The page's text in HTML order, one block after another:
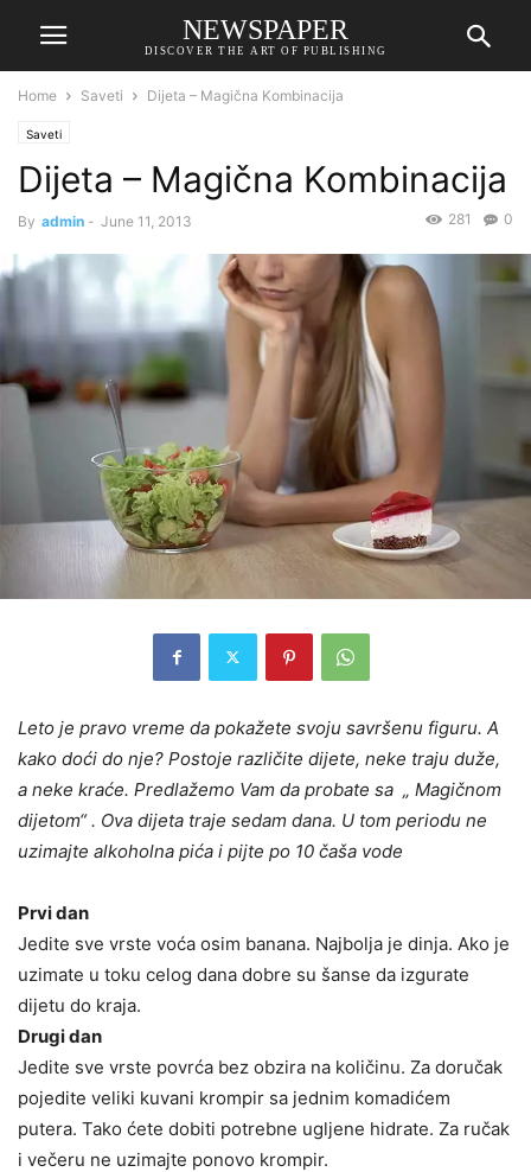
NEWSPAPER
DISCOVER THE ART OF PUBLISHING
Home Saveti Dijeta – Magična Kombinacija
Saveti
Dijeta – Magična Kombinacija
By admin - June 11, 2013 0
281
Leto je pravo vreme da pokažete svoju savršenu figuru. A
kako doći do nje? Postoje različite dijete, neke traju duže,
a neke kraće. Predlažemo Vam da probate sa „ Magičnom
dijetom“ . Ova dijeta traje sedam dana. U tom periodu ne
uzimajte alkoholna pića i pijte po 10 čaša vode
Prvi dan
Jedite sve vrste voća osim banana. Najbolja je dinja. Ako je
uzimate u toku celog dana dobre su šanse da izgurate
dijetu do kraja.
Drugi dan
Jedite sve vrste povrća bez obzira na količinu. Za doručak
pojedite veliki kuvani krompir sa jednim komadićem
putera. Tako ćete dobiti potrebne ugljene hidrate. Za ručak
i večeru ne uzimajte ponovo krompir.